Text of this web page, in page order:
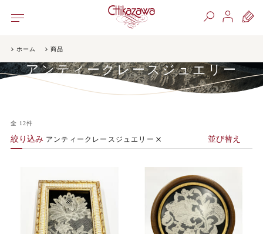
ホーム 商品
アンティークレースジュエリー
全 12件
絞り込み アンティークレースジュエリー 並び替え